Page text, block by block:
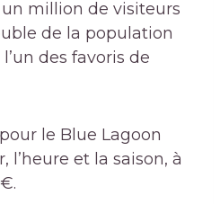
million de visiteurs
de la population
des favoris de
le Blue Lagoon
l’heure et la saison, à